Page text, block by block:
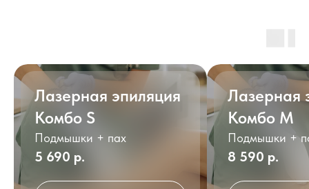
Лазерная эпиляция
Комбо S
Подмышки + пах
5 690 р.
Лазерная
Комбо M
Подмышки +
8 590 р.